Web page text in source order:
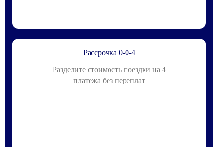
Рассрочка 0-0-4
Разделите стоимость поездки на 4
платежа без переплат